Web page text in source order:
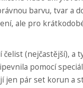
barvu, tvar a
ale pro
(nejčastější), a
pomocí
pár set korun a